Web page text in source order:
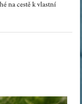
na cestě k vlastní